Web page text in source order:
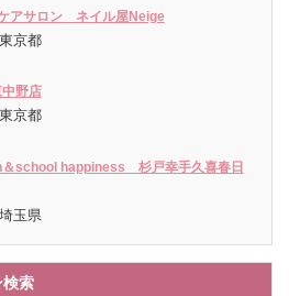
アサロン ネイル屋Neige
京都
野店
京都
school happiness 杉戸幸手久喜春日
玉県
検索